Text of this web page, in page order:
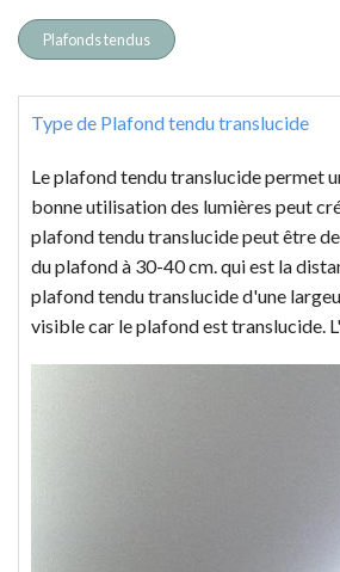
Plafonds tendus
Type de Plafond tendu translucide
Le plafond tendu translucidepermet
bonne utilisation des lumières peut
plafond tendu translucide peut être
du plafond à 30-40 cm. qui est la
plafond tendu translucide d'une
visible car le plafond est translucide.